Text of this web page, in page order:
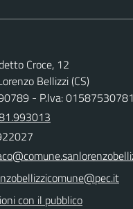
Croce, 12
Bellizzi (CS)
- P.Iva: 01587530781
con il pubblico